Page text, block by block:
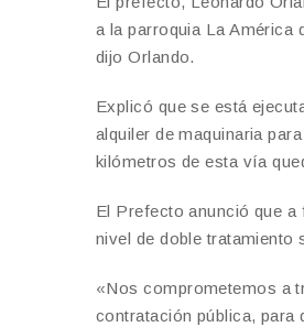
a la parroquia La América
dijo Orlando.
Explicó que se está
alquiler de maquinaria
kilómetros de esta vía
El Prefecto anunció que
nivel de doble tratamiento
«Nos comprometemos a
contratación pública, para